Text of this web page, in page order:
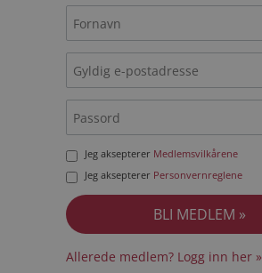
Jeg aksepterer Medlemsvilkårene
Jeg aksepterer Personvernreglene
Allerede medlem? Logg inn her »